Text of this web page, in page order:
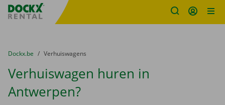
Fratello DEMO
U bevindt zich hier:
van
Dockx.be naar
Verhuiswagens
Verhuiswagen huren in
Antwerpen?